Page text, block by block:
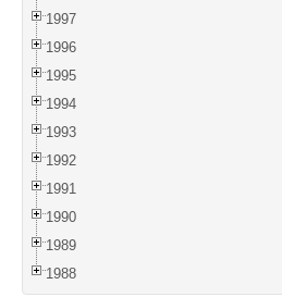
1997
1996
1995
1994
1993
1992
1991
1990
1989
1988